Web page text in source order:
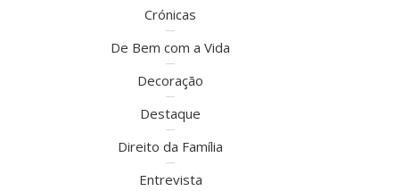
Crónicas
De Bem com a Vida
Decoração
Destaque
Direito da Família
Entrevista